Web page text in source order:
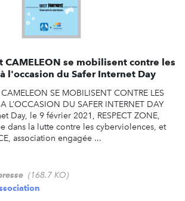
CAMELEON se mobilisent contre les
l'occasion du Safer Internet Day
SE MOBILISENT CONTRE LES
L’OCCASION DU SAFER INTERNET DAY
Day, le 9 février 2021, RESPECT ZONE,
dans la lutte contre les cyberviolences, et
association engagée ...
(168.7 KO)